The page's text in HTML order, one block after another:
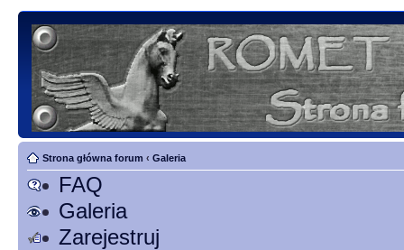
Strona główna forum ‹ Galeria
FAQ
Galeria
Zarejestruj